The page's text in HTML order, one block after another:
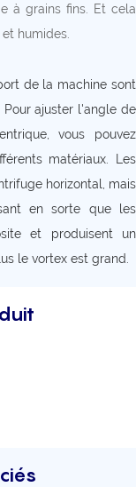
à grains fins. Et cela
humides.
de la machine sont
ajuster l'angle de
vous pouvez
matériaux. Les
horizontal, mais
en sorte que les
et produisent un
le vortex est grand.